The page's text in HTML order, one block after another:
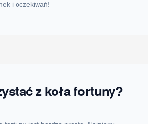
i oczekiwań!
z koła fortuny?